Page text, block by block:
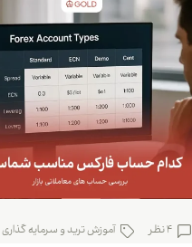
4 نظر آموزش ترید و سرمایه گذاری